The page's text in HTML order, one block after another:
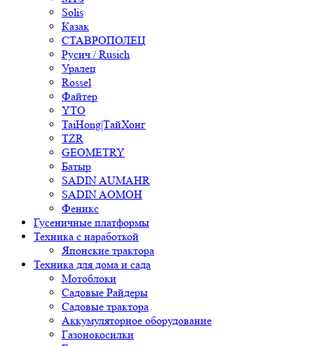
Solis
Казак
СТАВРОПОЛЕЦ
Русич / Rusich
Уралец
Rossel
Файтер
YTO
TaiHong|ТайХонг
TZR
GEOMETRY
Батыр
SADIN AUMAHR
SADIN AOMOH
Феникс
Гусеничные платформы
Техника с наработкой
Японские трактора
Техника для дома и сада
Мотоблоки
Садовые Райдеры
Садовые трактора
Аккумуляторное оборудование
Газонокосилки